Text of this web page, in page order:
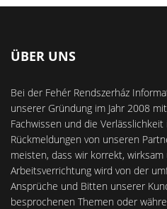
ÜBER UNS
Bei der Fehér Rendszerház
unserer Gründung im Jahr 2008
Fachwissen und die
Rückmeldungen von unseren
meisten, dass wir korrekt,
Arbeitsverrichtung wird von der
Ansprüche und Bitten unserer
besprochenen Themen oder